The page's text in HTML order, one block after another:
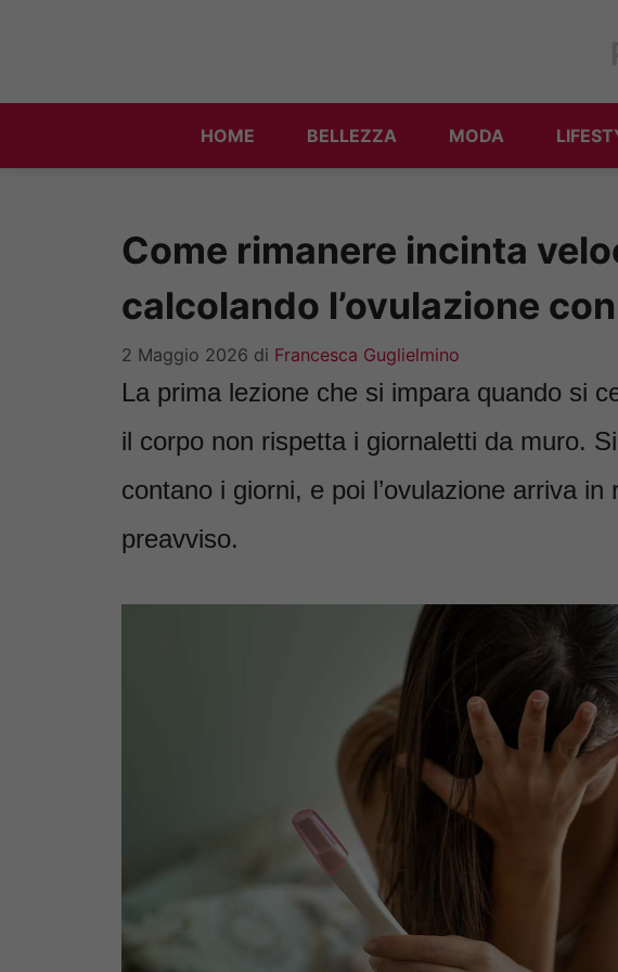
HOME BELLEZZA MODA
Come rimanere incinta
calcolando l’ovulazione
2 Maggio 2026 di Francesca Guglielmino
La prima lezione che si impara quando si
il corpo non rispetta i giornaletti da muro.
contano i giorni, e poi l’ovulazione arriva
preavviso.